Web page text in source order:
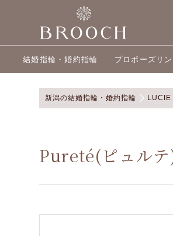
結婚指輪・婚約指輪 プロポーズリ
新潟の結婚指輪・婚約指輪 LUCIE
Pureté(ピュル